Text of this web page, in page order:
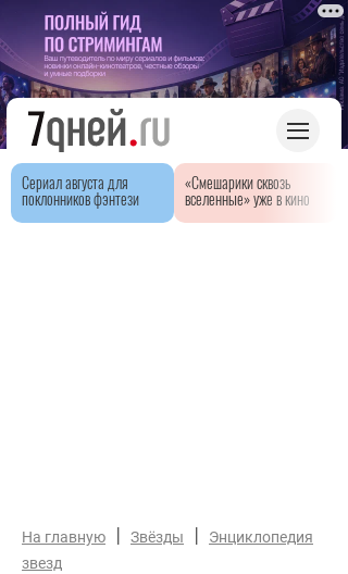
Сериал августа для
поклонников фэнтези
«Смешарики сквозь
вселенные» уже в кино
На главную | Звёзды |
Энциклопедия
звезд